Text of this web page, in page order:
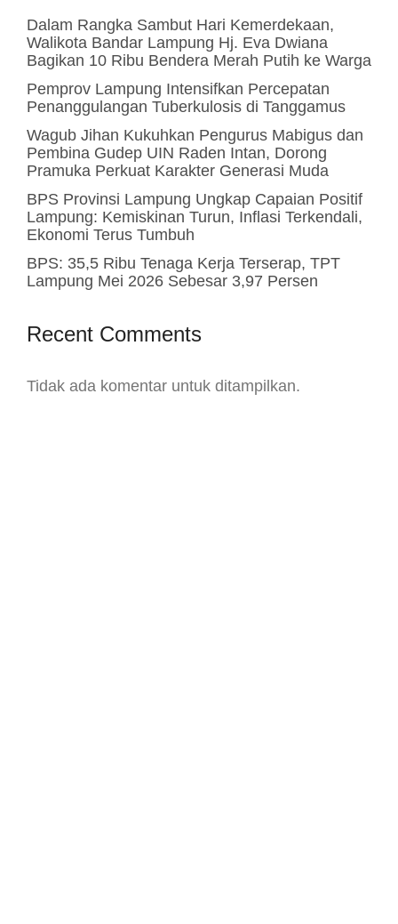
Dalam Rangka Sambut Hari Kemerdekaan,
Walikota Bandar Lampung Hj. Eva Dwiana
Bagikan 10 Ribu Bendera Merah Putih ke Warga
Pemprov Lampung Intensifkan Percepatan
Penanggulangan Tuberkulosis di Tanggamus
Wagub Jihan Kukuhkan Pengurus Mabigus dan
Pembina Gudep UIN Raden Intan, Dorong
Pramuka Perkuat Karakter Generasi Muda
BPS Provinsi Lampung Ungkap Capaian Positif
Lampung: Kemiskinan Turun, Inflasi Terkendali,
Ekonomi Terus Tumbuh
BPS: 35,5 Ribu Tenaga Kerja Terserap, TPT
Lampung Mei 2026 Sebesar 3,97 Persen
Recent Comments
Tidak ada komentar untuk ditampilkan.